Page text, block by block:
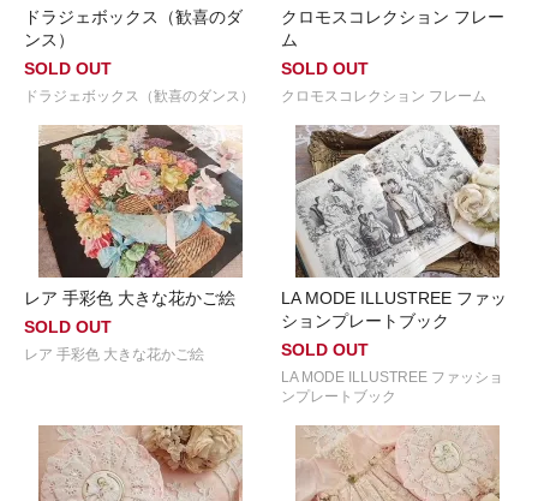
ドラジェボックス（歓喜のダ
ンス）
SOLD OUT
ドラジェボックス（歓喜のダンス）
クロモスコレクション フレー
ム
SOLD OUT
クロモスコレクション フレーム
レア 手彩色 大きな花かご絵
SOLD OUT
レア 手彩色 大きな花かご絵
LA MODE ILLUSTREE ファッ
ションプレートブック
SOLD OUT
LA MODE ILLUSTREE ファッショ
ンプレートブック